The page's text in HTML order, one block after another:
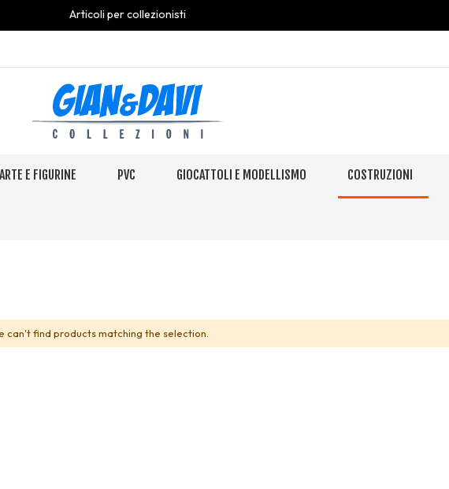
Articoli per collezionisti
E FIGURINE PVC GIOCATTOLI E MODELLISMO COSTRUZIONI
can't find products matching the selection.